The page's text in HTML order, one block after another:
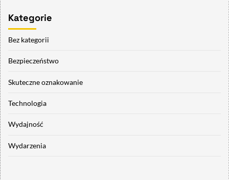
Kategorie
Bez kategorii
Bezpieczeństwo
Skuteczne oznakowanie
Technologia
Wydajność
Wydarzenia